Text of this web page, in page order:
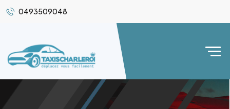
0493509048